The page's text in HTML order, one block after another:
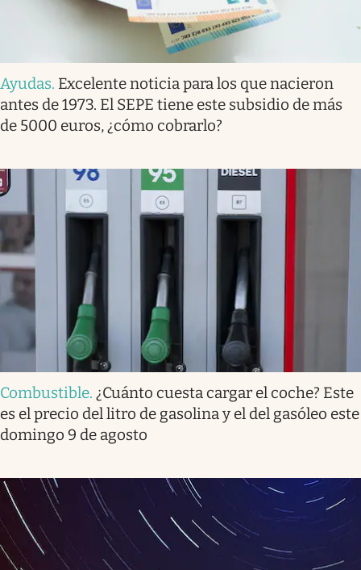
Ayudas. Excelente noticia para los que nacieron
antes de 1973. El SEPE tiene este subsidio de más
de 5000 euros, ¿cómo cobrarlo?
Combustible. ¿Cuánto cuesta cargar el coche? Este
es el precio del litro de gasolina y el del gasóleo este
domingo 9 de agosto